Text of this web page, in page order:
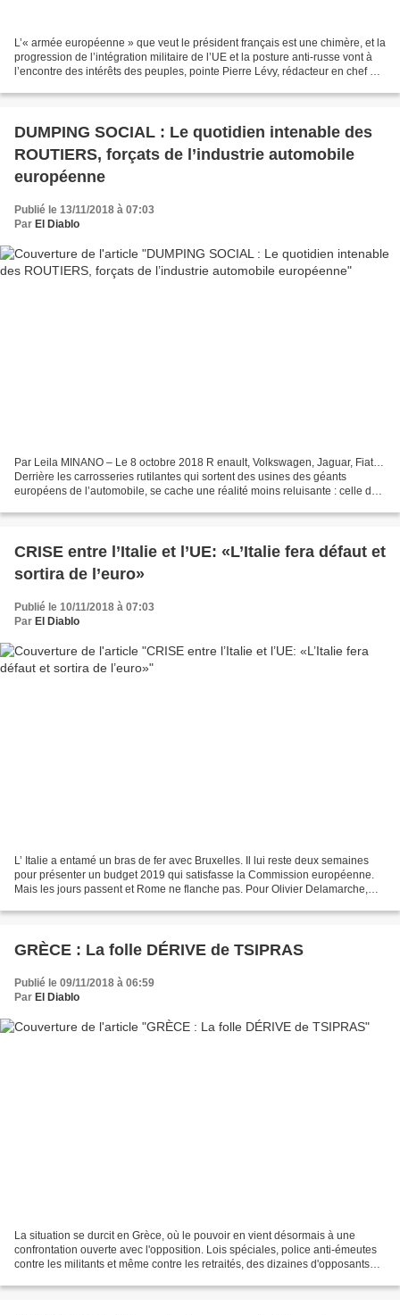
L’« armée européenne » que veut le président français est une chimère, et la
progression de l’intégration militaire de l’UE et la posture anti-russe vont à
l’encontre des intérêts des peuples, pointe Pierre Lévy, rédacteur en chef du
DUMPING SOCIAL : Le quotidien intenable des
ROUTIERS, forçats de l’industrie automobile
européenne
Publié le 13/11/2018 à 07:03
Par El Diablo
Par Leila MINANO – Le 8 octobre 2018 R enault, Volkswagen, Jaguar, Fiat…
Derrière les carrosseries rutilantes qui sortent des usines des géants
européens de l’automobile, se cache une réalité moins reluisante : celle des
CRISE entre l’Italie et l’UE: «L’Italie fera défaut et
sortira de l’euro»
Publié le 10/11/2018 à 07:03
Par El Diablo
L’ Italie a entamé un bras de fer avec Bruxelles. Il lui reste deux semaines
pour présenter un budget 2019 qui satisfasse la Commission européenne.
Mais les jours passent et Rome ne flanche pas. Pour Olivier Delamarche,
GRÈCE : La folle DÉRIVE de TSIPRAS
Publié le 09/11/2018 à 06:59
Par El Diablo
La situation se durcit en Grèce, où le pouvoir en vient désormais à une
confrontation ouverte avec l'opposition. Lois spéciales, police anti-émeutes
contre les militants et même contre les retraités, des dizaines d'opposants